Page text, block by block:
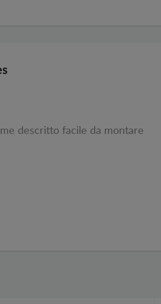
descritto facile da montare